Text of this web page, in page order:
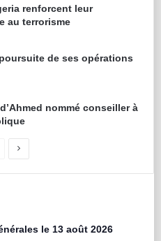
renforcent leur
au terrorisme
de ses opérations
nommé conseiller à
le 13 août 2026